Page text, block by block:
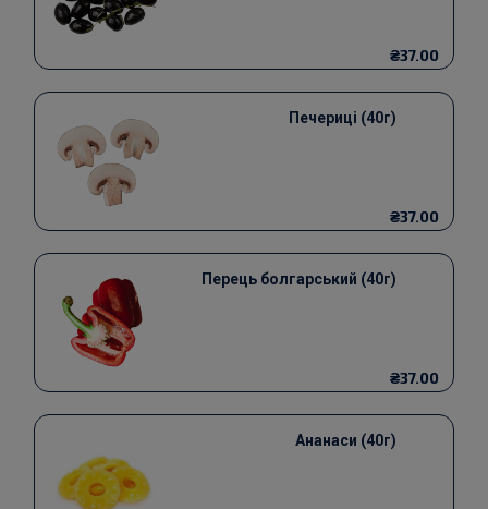
₴37.00
Печериці (40г)
₴37.00
Перець болгарський (40г)
₴37.00
Ананаси (40г)